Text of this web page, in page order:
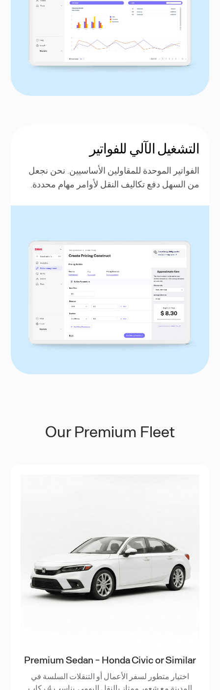
التشغيل الآلي للفواتير
الفواتير الموحدة للمقاولين الأساسيين. نحن نجعل
من السهل دفع تكاليف النقل لأوامر مهام محددة.
Our Premium Fleet
Premium Sedan - Honda Civic or Similar
اختيار متطور لسفر الأعمال أو التنقلات السلسة في
المدينة مع شعور ممتاز بالنقل اليومي. يناسب 4 ركاب